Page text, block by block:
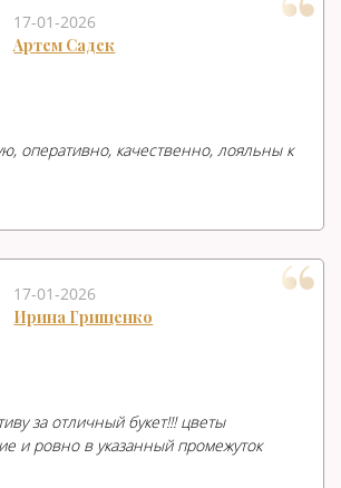
17-01-2026
Артем Садек
оперативно, качественно, лояльны к
17-01-2026
Ирина Грищенко
за отличный букет!!! цветы
и ровно в указанный промежуток